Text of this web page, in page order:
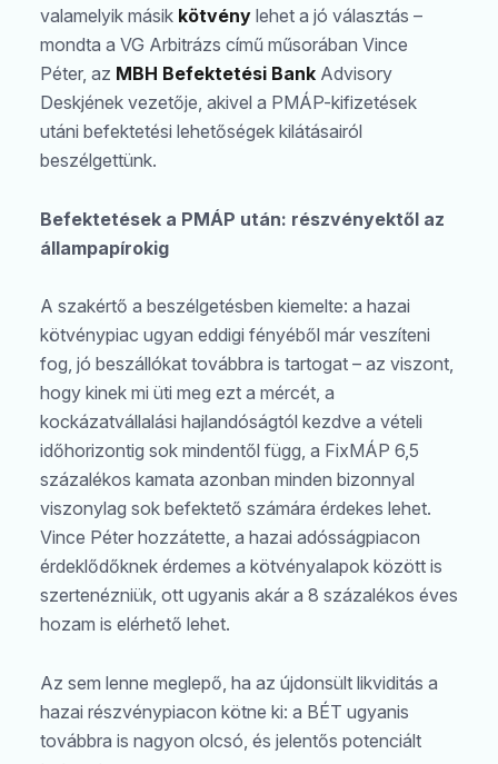
valamelyik másik kötvény lehet a jó választás –
mondta a VG Arbitrázs című műsorában Vince
Péter, az MBH Befektetési Bank Advisory
Deskjének vezetője, akivel a PMÁP-kifizetések
utáni befektetési lehetőségek kilátásairól
beszélgettünk.
Befektetések a PMÁP után: részvényektől az
állampapírokig
A szakértő a beszélgetésben kiemelte: a hazai
kötvénypiac ugyan eddigi fényéből már veszíteni
fog, jó beszállókat továbbra is tartogat – az viszont,
hogy kinek mi üti meg ezt a mércét, a
kockázatvállalási hajlandóságtól kezdve a vételi
időhorizontig sok mindentől függ, a FixMÁP 6,5
százalékos kamata azonban minden bizonnyal
viszonylag sok befektető számára érdekes lehet.
Vince Péter hozzátette, a hazai adósságpiacon
érdeklődőknek érdemes a kötvényalapok között is
szertenézniük, ott ugyanis akár a 8 százalékos éves
hozam is elérhető lehet.
Az sem lenne meglepő, ha az újdonsült likviditás a
hazai részvénypiacon kötne ki: a BÉT ugyanis
továbbra is nagyon olcsó, és jelentős potenciált
Keresés